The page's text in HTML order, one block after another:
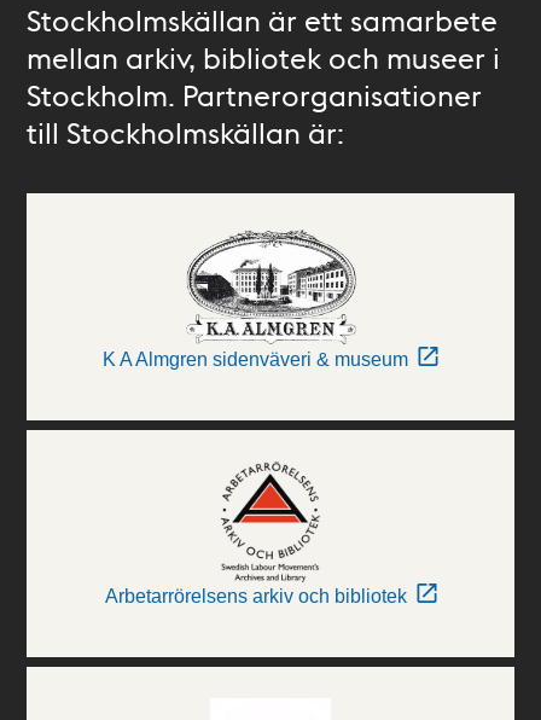
Stockholmskällan är ett samarbete
mellan arkiv, bibliotek och museer i
Stockholm. Partnerorganisationer
till Stockholmskällan är:
K A Almgren sidenväveri & museum
Arbetarrörelsens arkiv och bibliotek